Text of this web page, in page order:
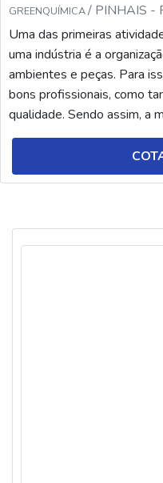
GREENQUÍMICA/ PINHAIS -
Uma das primeiras
uma indústria é a
ambientes e peças. Para
bons profissionais, como
qualidade. Sendo assim, a
aquapan desengraxante
composta por produtos
máquinas e pisos, tendo